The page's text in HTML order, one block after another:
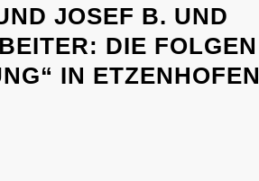
JOSEF B. UND
DIE FOLGEN
IN ETZENHOFEN